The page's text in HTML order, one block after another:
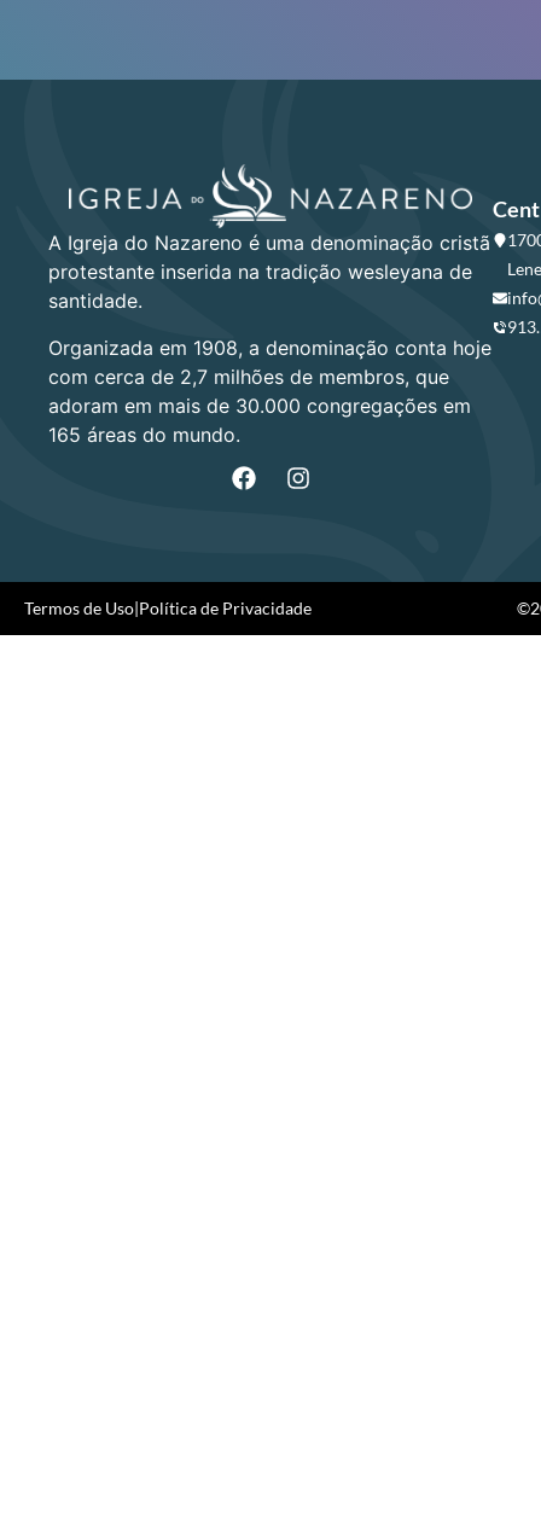
A Igreja do Nazareno é uma denominação cristã
protestante inserida na tradição wesleyana de
santidade.
Organizada em 1908, a denominação conta hoje
com cerca de 2,7 milhões de membros, que
adoram em mais de 30.000 congregações em
165 áreas do mundo.
Termos de Uso|Política de Privacidade